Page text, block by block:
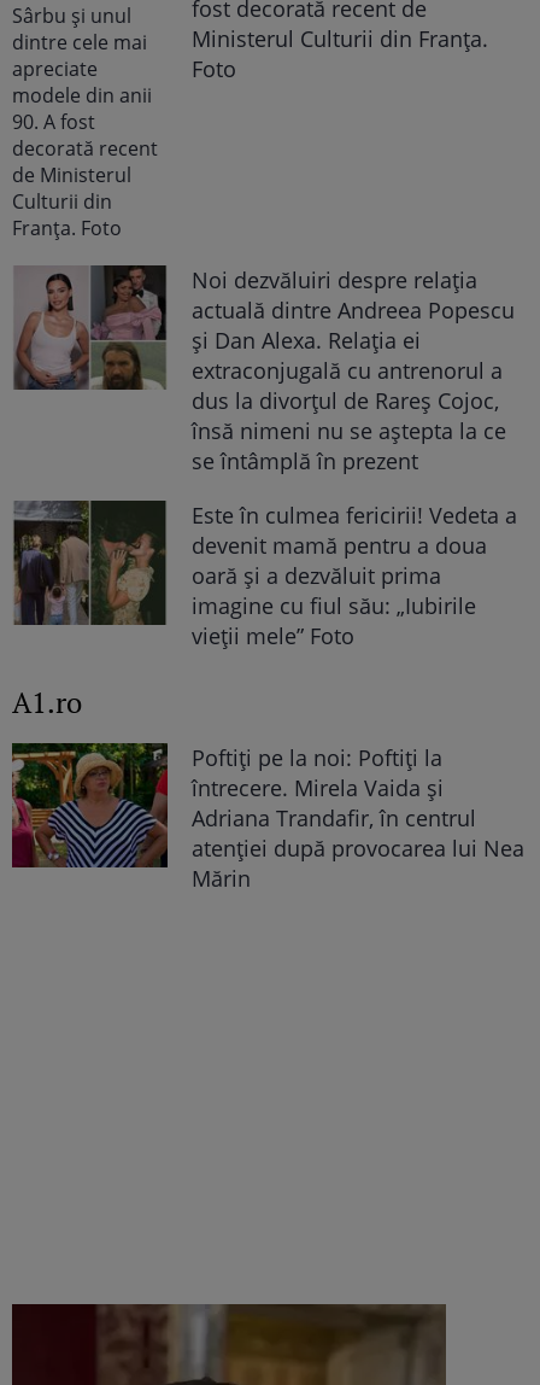
fost decorată recent de
Ministerul Culturii din Franța.
Foto
Noi dezvăluiri despre relația
actuală dintre Andreea Popescu
și Dan Alexa. Relația ei
extraconjugală cu antrenorul a
dus la divorțul de Rareș Cojoc,
însă nimeni nu se aștepta la ce
se întâmplă în prezent
Este în culmea fericirii! Vedeta a
devenit mamă pentru a doua
oară și a dezvăluit prima
imagine cu fiul său: „Iubirile
vieții mele” Foto
A1.ro
Poftiți pe la noi: Poftiți la
întrecere. Mirela Vaida și
Adriana Trandafir, în centrul
atenției după provocarea lui Nea
Mărin